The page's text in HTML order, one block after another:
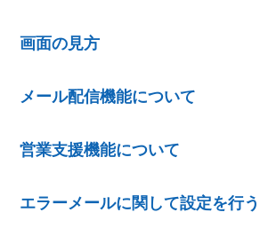
画面の見方
メール配信機能について
営業支援機能について
エラーメールに関して設定を行う